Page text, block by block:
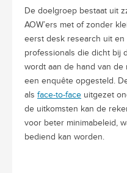
De doelgroep bestaat uit
AOW’ers met of zonder
eerst desk research uit en
professionals die dicht bij
wordt aan de hand van
een enquête opgesteld.
als face-to-face uitgezet
de uitkomsten kan de
voor beter minimabeleid,
bediend kan worden.